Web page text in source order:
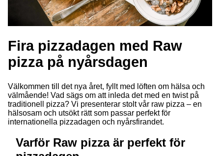
Fira pizzadagen med Raw
pizza på nyårsdagen
Välkommen till det nya året, fyllt med löften om hälsa och
välmående! Vad sägs om att inleda det med en twist på
traditionell pizza? Vi presenterar stolt vår raw pizza – en
hälsosam och utsökt rätt som passar perfekt för
internationella pizzadagen och nyårsfirandet.
Varför Raw pizza är perfekt för